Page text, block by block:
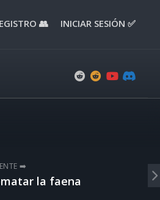
👥 INICIAR SESIÓN ✅
➡️
la faena